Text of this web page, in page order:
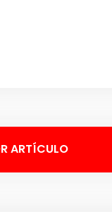
ARTÍCULO